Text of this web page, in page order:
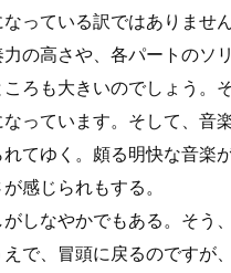
っている訳ではありませ
の高さや、各パートのソ
ろも大きいのでしょう。
っています。そして、音
てゆく。頗る明快な音楽
感じられもする。
しなやかでもある。そう
で、冒頭に戻るのですが